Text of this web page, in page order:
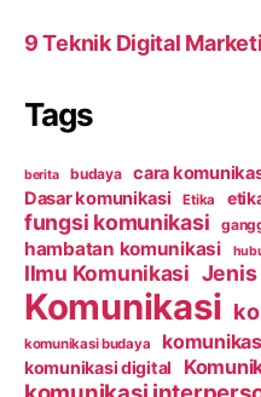
9 Teknik Digital
Tags
berita budaya cara
Dasar komunikasi Etika
fungsi komunikasi
hambatan komunikasi
Ilmu Komunikasi Jenis
Komunikasi
komunikasi budaya
komunikasi digital